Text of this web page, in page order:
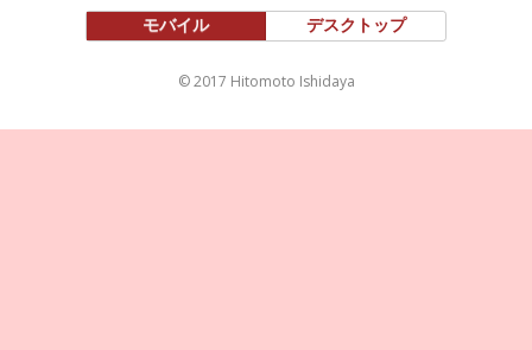
モバイル デスクトップ
© 2017 Hitomoto Ishidaya